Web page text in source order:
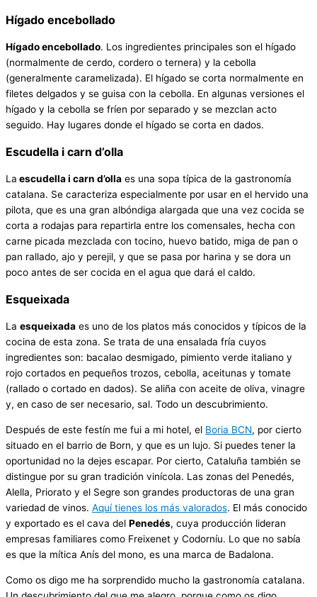
Hígado encebollado
Hígado encebollado. Los ingredientes principales son el hígado
(normalmente de cerdo, cordero o ternera) y la cebolla
(generalmente caramelizada). El hígado se corta normalmente en
filetes delgados y se guisa con la cebolla. En algunas versiones el
hígado y la cebolla se fríen por separado y se mezclan acto
seguido. Hay lugares donde el hígado se corta en dados.
Escudella i carn d’olla
La escudella i carn d’olla es una sopa típica de la gastronomía
catalana. Se caracteriza especialmente por usar en el hervido una
pilota, que es una gran albóndiga alargada que una vez cocida se
corta a rodajas para repartirla entre los comensales, hecha con
carne picada mezclada con tocino, huevo batido, miga de pan o
pan rallado, ajo y perejil, y que se pasa por harina y se dora un
poco antes de ser cocida en el agua que dará el caldo.
Esqueixada
La esqueixada es uno de los platos más conocidos y típicos de la
cocina de esta zona. Se trata de una ensalada fría cuyos
ingredientes son: bacalao desmigado, pimiento verde italiano y
rojo cortados en pequeños trozos, cebolla, aceitunas y tomate
(rallado o cortado en dados). Se aliña con aceite de oliva, vinagre
y, en caso de ser necesario, sal. Todo un descubrimiento.
Después de este festín me fui a mi hotel, el Boria BCN, por cierto
situado en el barrio de Born, y que es un lujo. Si puedes tener la
oportunidad no la dejes escapar. Por cierto, Cataluña también se
distingue por su gran tradición vinícola. Las zonas del Penedés,
Alella, Priorato y el Segre son grandes productoras de una gran
variedad de vinos. Aquí tienes los más valorados. El más conocido
y exportado es el cava del Penedés, cuya producción lideran
empresas familiares como Freixenet y Codorníu. Lo que no sabía
es que la mítica Anís del mono, es una marca de Badalona.
Como os digo me ha sorprendido mucho la gastronomía catalana.